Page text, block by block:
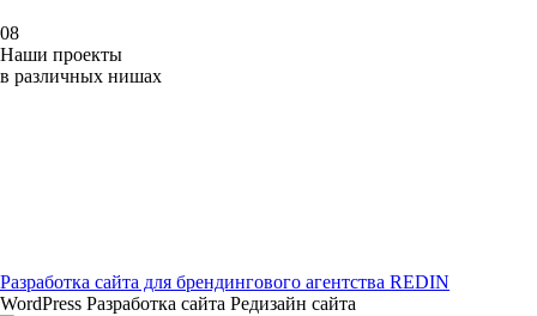
08
Наши проекты
в различных нишах
Разработка сайта для брендингового агентства REDIN
WordPress Разработка сайта Редизайн сайта